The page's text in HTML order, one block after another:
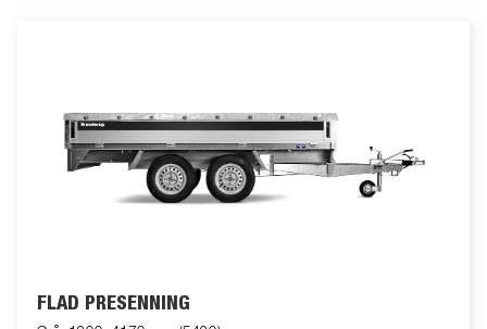
FLAD PRESENNING